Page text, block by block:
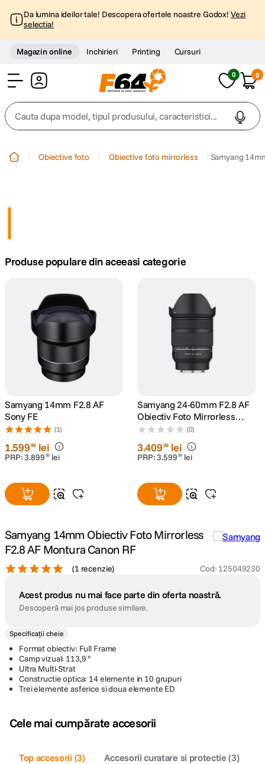
Da lumina ideilor tale! Descopera ofertele noastre Godox! Vezi
selectia!
Magazin online Inchirieri Printing Cursuri
0 0
Cauta dupa model, tipul produsului, caracteristici...
4. peak design
canon sx740 hs
6. lavaliera
card memorie
ulanzi
9. insta 360
10 . godox
Obiective foto Obiective foto mirrorless Samyang
Produse populare din aceeasi categorie
Samyang 14mm F2.8 AF
Sony FE
(1)
1.59999 lei
PRP:3.899 99 lei
Samyang 24-60mm F2.8 AF
Obiectiv Foto Mirrorless
Montura Sony E
(0)
3.40999 lei
PRP:3.599 99 lei
Samyang 14mm Obiectiv Foto Mirrorless
F2.8 AF Montura Canon RF
(1 recenzie) Cod: 125049230
Acest produs nu mai face parte din oferta noastră.
Descoperă mai jos produse similare.
Specificații cheie
Format obiectiv: Full Frame
Camp vizual: 113,9 °
Ultra Multi-Strat
Constructie optica: 14 elemente in 10 grupuri
Trei elemente asferice si doua elemente ED
Cele mai cumpărate accesorii
Top accesorii (3) Accesorii curatare si protectie (3)